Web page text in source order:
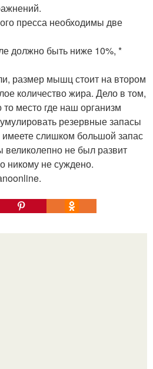
пресса необходимы две
должно быть ниже 10%, *
размер мышц стоит на втором
количество жира. Дело в том,
то место где наш организм
резервные запасы
слишком большой запас
великолепно не был развит
никому не суждено.